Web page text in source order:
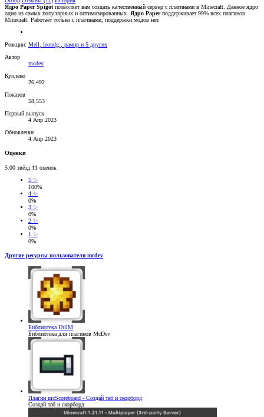
Ядро Paper Spigot позволяет вам создать качественный сервер с плагинами в Minecraft. Данное ядро
одно из самых популярных и оптимизированных. Ядро Paperподдерживает 99% всех плагинов
Minecraft. Работает только с плагинами, поддержки модов нет.
Реакции: Mell leondg. рамир и 5 других
Автор
mcdev
Куплено
26,492
Показов
58,553
Первый выпуск
4 Апр 2023
Обновление
4 Апр 2023
Оценки
5.00 звёзд 11 оценок
5 ✨
100%
4 ✨
0%
3 ✨
0%
2 ✨
0%
1 ✨
0%
Другие ресурсы пользователя mcdev
Библиотека UtilM
Библиотека для плагинов McDev
Плагин mcScoreboard - Создай таб и скорборд
Создай таб и скорборд